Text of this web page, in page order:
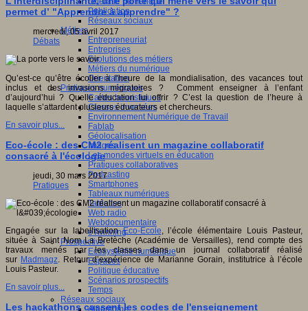
Publication
Réseaux sociaux
Métiers
Entrepreneuriat
Entreprises
Evolutions des métiers
Métiers du numérique
Orientation
Pratiques numériques
Cartes heuristiques
Classes inversées
Environnement Numérique de Travail
Fablab
Géolocalisation
Images
Les mondes virtuels en éducation
Pratiques collaboratives
Podcasting
Smartphones
Tableaux numériques
Tablettes
Web radio
Webdocumentaire
eTwinning
Prospective
Ecosystème numérique
Espaces
Politique éducative
Scénarios prospectifs
Temps
Réseaux sociaux
Algorithme
permet d’ "Apprendre à apprendre" ?
mercredi, 05 avril 2017
Débats
Qu’est-ce qu’être écolier à l’heure de la mondialisation, des vacances tout
inclus et des invasions migratoires ? Comment enseigner à l’enfant
d’aujourd’hui ? Quelle éducation lui offrir ? C’est la question de l’heure à
laquelle s’attardent plusieurs éducateurs et chercheurs.
En savoir plus...
Eco-école : des CM2 réalisent un magazine collaboratif
consacré à l'écologie
jeudi, 30 mars 2017
Pratiques
Engagée sur la labellisationEco-Ecole, l’école élémentaire Louis Pasteur,
située à Saint Nom La Bretèche (Académie de Versailles), rend compte des
travaux menés par les classes dans un journal collaboratif réalisé
sur Madmagz. Retour d’expérience de Marianne Gorain, institutrice à l’école
Louis Pasteur.
En savoir plus...
Les hackathons cassent les codes de l'enseignement